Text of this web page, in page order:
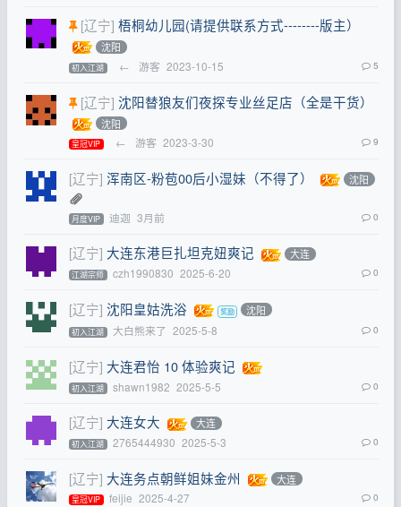
[辽宁] 梧桐幼儿园(请提供联系方式--------版主）
沈阳
初入江湖 ← 游客 2023-10-15 5
[辽宁] 沈阳替狼友们夜探专业丝足店（全是干货）
沈阳
皇冠VIP ← 游客 2023-3-30 9
[辽宁] 浑南区-粉苞00后小湿妹（不得了） 沈阳
月度VIP 迪迦 3月前 0
[辽宁] 大连东港巨扎坦克妞爽记 大连
江湖宗师 czh1990830 2025-6-20 0
[辽宁] 沈阳皇姑洗浴 沈阳
初入江湖 大白熊来了 2025-5-8 0
[辽宁] 大连君怡 10 体验爽记
初入江湖 shawn1982 2025-5-5 0
[辽宁] 大连女大 大连
初入江湖 2765444930 2025-5-3 0
[辽宁] 大连务点朝鲜姐妹金州 大连
皇冠VIP feijie 2025-4-27 0